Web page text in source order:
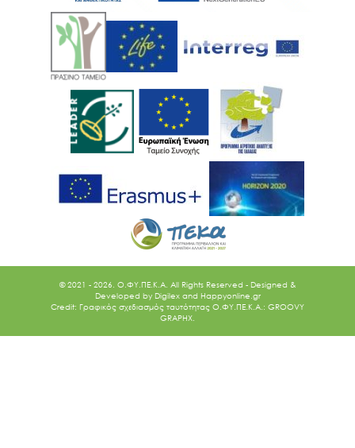
© 2021 - 2026. O.ΦΥ.ΠΕ.Κ.Α. All Rights Reserved - Designed &
Developed by Digilex and Happyonline.gr
Credit: Γραφικός σχεδιασμός ταυτότητας Ο.ΦΥ.ΠΕ.Κ.Α.: GROOVY
GRAPHX.